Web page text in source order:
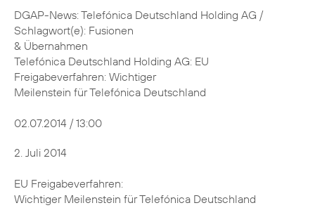
DGAP-News: Telefónica Deutschland Holding AG /
Schlagwort(e): Fusionen
& Übernahmen
Telefónica Deutschland Holding AG: EU
Freigabeverfahren: Wichtiger
Meilenstein für Telefónica Deutschland
02.07.2014 / 13:00
2. Juli 2014
EU Freigabeverfahren:
Wichtiger Meilenstein für Telefónica Deutschland